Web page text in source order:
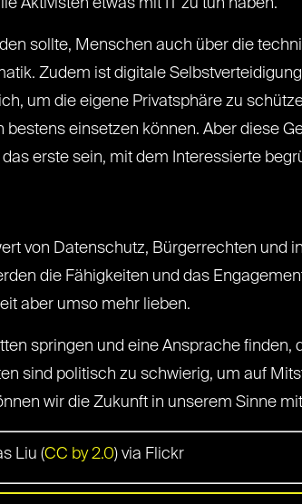
Aktivisten etwas mit IT zu tun haben.
sollte, Menschen auch über die
Zudem ist digitale
um die eigene Privatsphäre zu
einsetzen können. Aber diese
erste sein, mit dem Interessierte
von Datenschutz, Bürgerrechten und
die Fähigkeiten und das
aber umso mehr lieben.
springen und eine Ansprache finden,
sind politisch zu schwierig, um auf
wir die Zukunft in unserem Sinne
Liu (CC by 2.0) via Flickr